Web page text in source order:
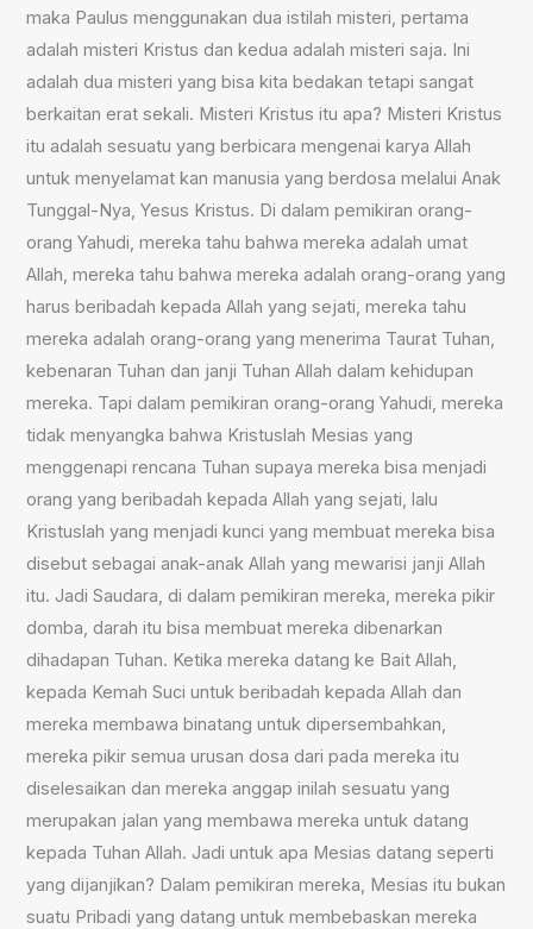
maka Paulus menggunakan dua istilah misteri, pertama
adalah misteri Kristus dan kedua adalah misteri saja. Ini
adalah dua misteri yang bisa kita bedakan tetapi sangat
berkaitan erat sekali. Misteri Kristus itu apa? Misteri Kristus
itu adalah sesuatu yang berbicara mengenai karya Allah
untuk menyelamat kan manusia yang berdosa melalui Anak
Tunggal-Nya, Yesus Kristus. Di dalam pemikiran orang-
orang Yahudi, mereka tahu bahwa mereka adalah umat
Allah, mereka tahu bahwa mereka adalah orang-orang yang
harus beribadah kepada Allah yang sejati, mereka tahu
mereka adalah orang-orang yang menerima Taurat Tuhan,
kebenaran Tuhan dan janji Tuhan Allah dalam kehidupan
mereka. Tapi dalam pemikiran orang-orang Yahudi, mereka
tidak menyangka bahwa Kristuslah Mesias yang
menggenapi rencana Tuhan supaya mereka bisa menjadi
orang yang beribadah kepada Allah yang sejati, lalu
Kristuslah yang menjadi kunci yang membuat mereka bisa
disebut sebagai anak-anak Allah yang mewarisi janji Allah
itu. Jadi Saudara, di dalam pemikiran mereka, mereka pikir
domba, darah itu bisa membuat mereka dibenarkan
dihadapan Tuhan. Ketika mereka datang ke Bait Allah,
kepada Kemah Suci untuk beribadah kepada Allah dan
mereka membawa binatang untuk dipersembahkan,
mereka pikir semua urusan dosa dari pada mereka itu
diselesaikan dan mereka anggap inilah sesuatu yang
merupakan jalan yang membawa mereka untuk datang
kepada Tuhan Allah. Jadi untuk apa Mesias datang seperti
yang dijanjikan? Dalam pemikiran mereka, Mesias itu bukan
suatu Pribadi yang datang untuk membebaskan mereka